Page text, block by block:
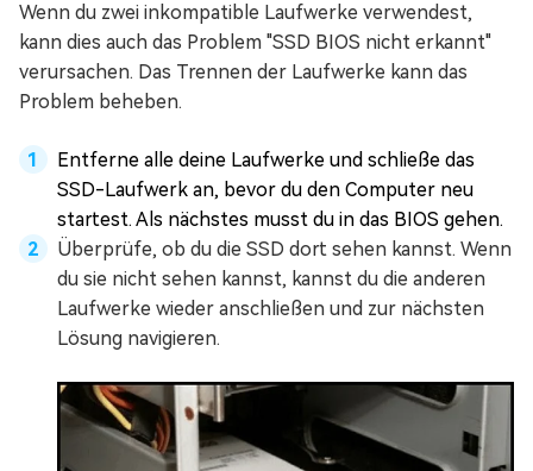
Wenn du zwei inkompatible Laufwerke verwendest,
kann dies auch das Problem "SSD BIOS nicht erkannt"
verursachen. Das Trennen der Laufwerke kann das
Problem beheben.
Entferne alle deine Laufwerke und schließe das
SSD-Laufwerk an, bevor du den Computer neu
startest. Als nächstes musst du in das BIOS gehen.
Überprüfe, ob du die SSD dort sehen kannst. Wenn
du sie nicht sehen kannst, kannst du die anderen
Laufwerke wieder anschließen und zur nächsten
Lösung navigieren.